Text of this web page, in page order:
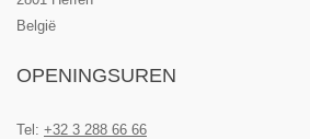
België
OPENINGSUREN
Tel: +32 3 288 66 66